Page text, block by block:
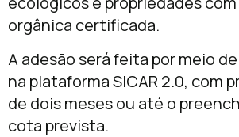
orgânica certificada.
A adesão será feita por meio
na plataforma SICAR 2.0, com
de dois meses ou até o
cota prevista.